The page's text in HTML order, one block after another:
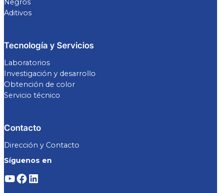
Negros
Aditivos
Tecnología y Servicios
Laboratorios
Investigación y desarrollo
Obtención de color
Servicio técnico
Contacto
Dirección y Contacto
Síguenos en
Mastercol Facebook LinkedIn